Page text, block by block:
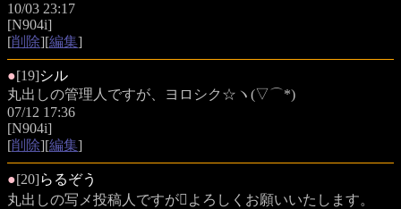
10/03 23:17
[N904i]
[削除][編集]
●[19]シル
丸出しの管理人ですが、ヨロシク☆ヽ(▽⌒*)
07/12 17:36
[N904i]
[削除][編集]
●[20]らるぞう
丸出しの写メ投稿人ですがよろしくお願いいたします。